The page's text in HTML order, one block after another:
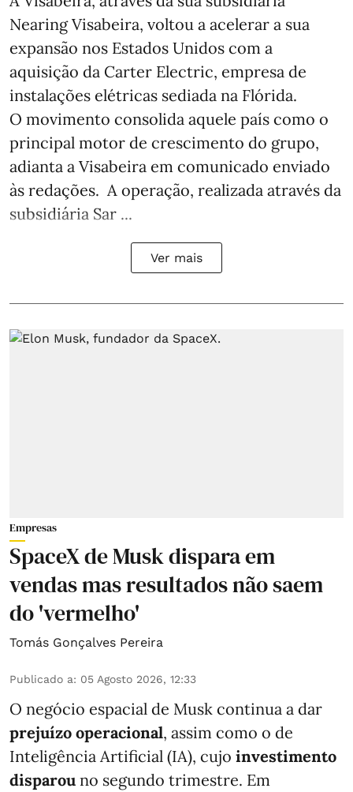
Nearing Visabeira, voltou a acelerar a sua
expansão nos Estados Unidos com a
aquisição da Carter Electric, empresa de
instalações elétricas sediada na Flórida.
O movimento consolida aquele país como o
principal motor de crescimento do grupo,
adianta a Visabeira em comunicado enviado
às redações. A operação, realizada através da
subsidiária Sar ...
Ver mais
Empresas
SpaceX de Musk dispara em
vendas mas resultados não saem
do 'vermelho'
Tomás Gonçalves Pereira
Publicado a: 05 Agosto 2026, 12:33
O negócio espacial de Musk continua a dar
prejuízo operacional, assim como o de
Inteligência Artificial (IA), cujo investimento
disparou no segundo trimestre. Em